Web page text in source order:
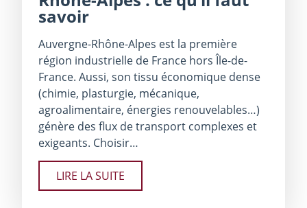
savoir
Auvergne-Rhône-Alpes est la première
région industrielle de France hors Île-de-
France. Aussi, son tissu économique dense
(chimie, plasturgie, mécanique,
agroalimentaire, énergies renouvelables…)
génère des flux de transport complexes et
exigeants. Choisir…
LIRE LA SUITE